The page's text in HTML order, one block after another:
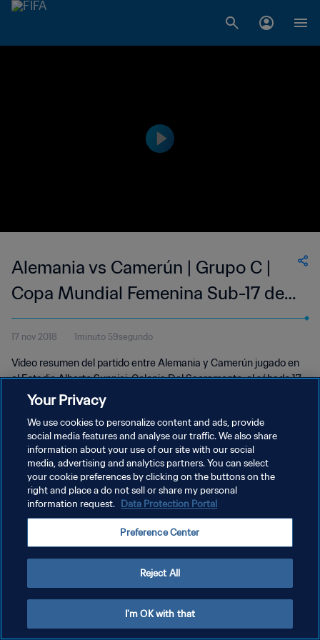
Alemania vs Camerún | Grupo C |
Copa Mundial Femenina Sub-17 de
la FIFA Uruguay 2018™ | Highlights
17 nov 2018 1minuto 59segundo
Vídeo resumen del partido entre Alemania y Camerún jugado en
el Estadio Alberto Suppici, Colonia Del Sacramento, el sábado 17
de noviembre de 2018.
POLÍTICA DE PRIVACIDAD
TÉRMINOS DE SERVICIO
AJUSTAR LA CONFIGURACIÓN DE LAS COOKIES
Your Privacy
We use cookies to personalize content and ads, provide
social media features and analyse our traffic. We also share
information about your use of our site with our social
media, advertising and analytics partners. You can select
your cookie preferences by clicking on the buttons on the
right and place a do not sell or share my personal
information request. Data Protection Portal
Preference Center
Reject All
I'm OK with that